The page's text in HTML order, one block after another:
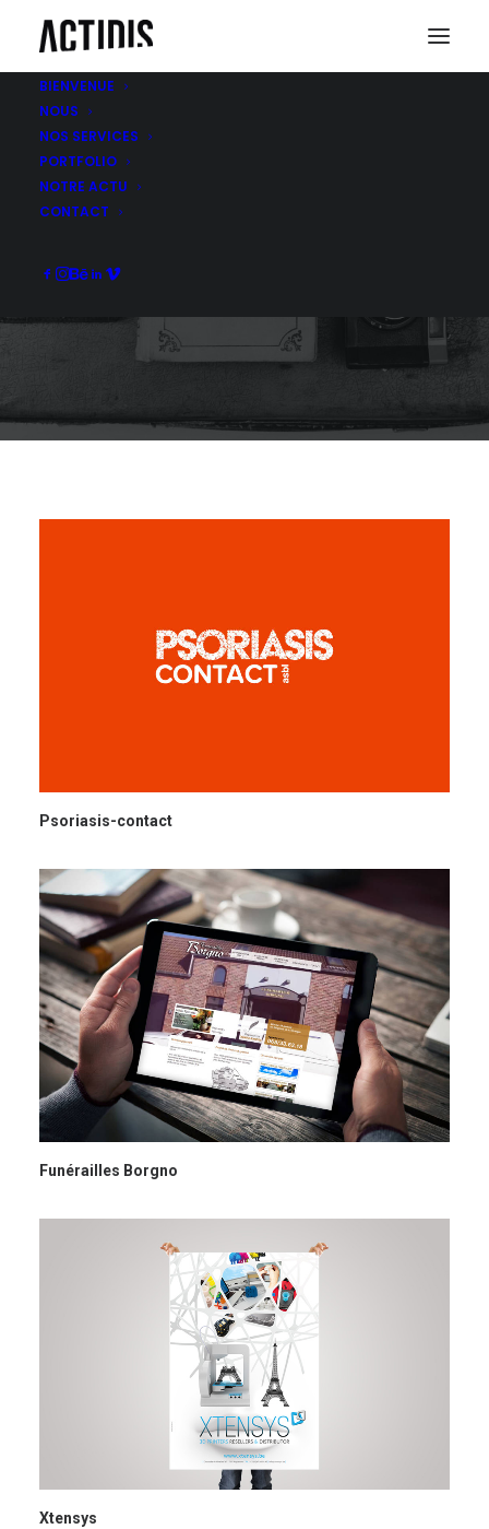
BIENVENUE
NOUS
NOS SERVICES
PORTFOLIO
NOTRE ACTU
CONTACTPRINT & PRODUCTS
Psoriasis-contact
Funérailles Borgno
Xtensys